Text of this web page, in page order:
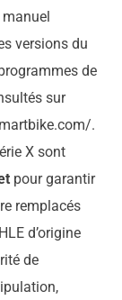
versions du
de
sur
.
X sont
pour garantir
remplacés
d’origine
de